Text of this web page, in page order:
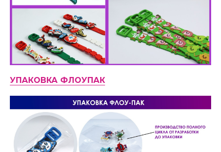
УПАКОВКА ФЛОУПАК